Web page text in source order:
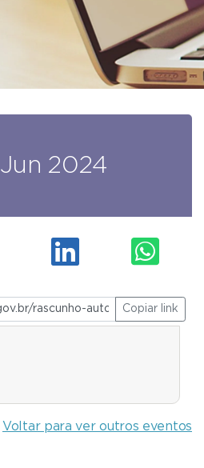
Jun 2024
Copiar link
Voltar para ver outros eventos